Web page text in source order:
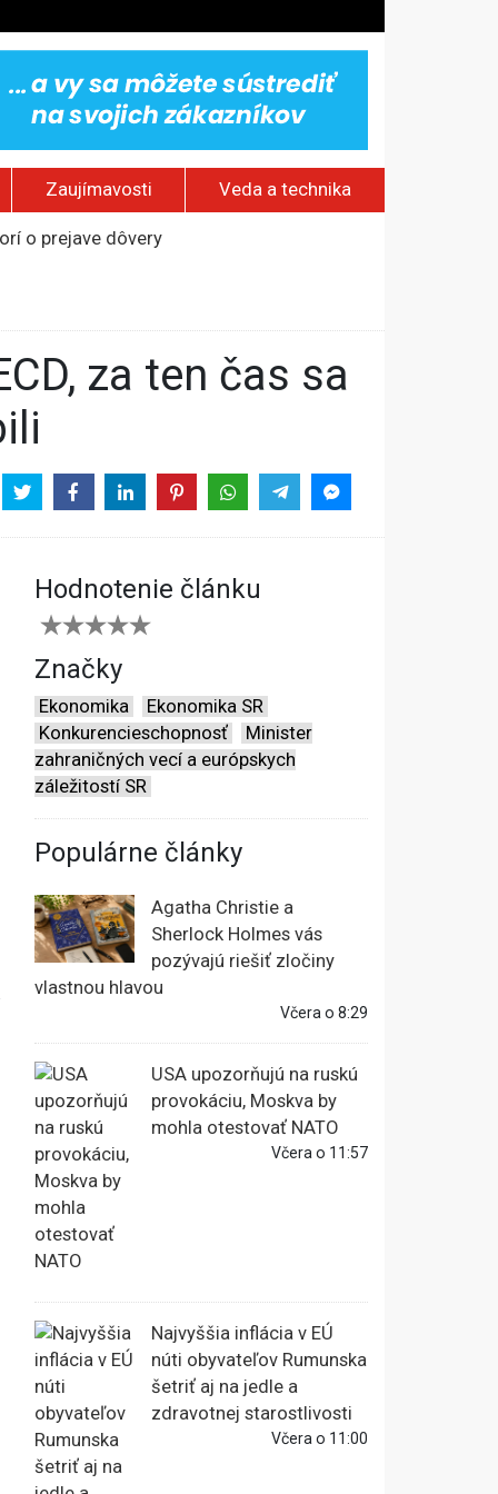
Zaujímavosti Veda a technika
o prejave dôvery
Hodnotenie článku
Značky
Ekonomika
Ekonomika SR
Konkurencieschopnosť
Minister
zahraničných vecí a európskych
záležitostí SR
Populárne články
Agatha Christie a
Sherlock Holmes vás
pozývajú riešiť zločiny
vlastnou hlavou
Včera o 8:29
USA upozorňujú na ruskú
provokáciu, Moskva by
mohla otestovať NATO
Včera o 11:57
Najvyššia inflácia v EÚ
núti obyvateľov Rumunska
šetriť aj na jedle a
zdravotnej starostlivosti
Včera o 11:00